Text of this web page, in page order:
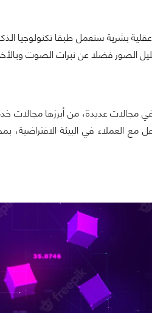
بشرية ستعمل طبقا تكنولوجيا
الصور فضلا عن نبرات الصوت
مجالات عديدة، من أبرزها مجالات